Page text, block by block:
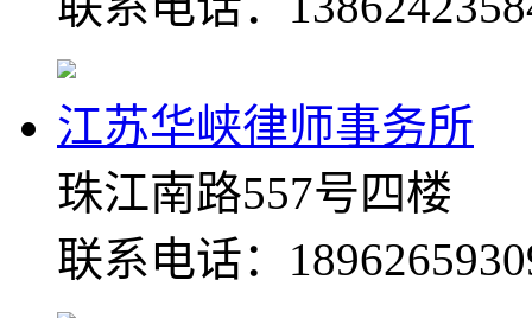
江苏华峡律师事务所
珠江南路557号四楼
联系电话：